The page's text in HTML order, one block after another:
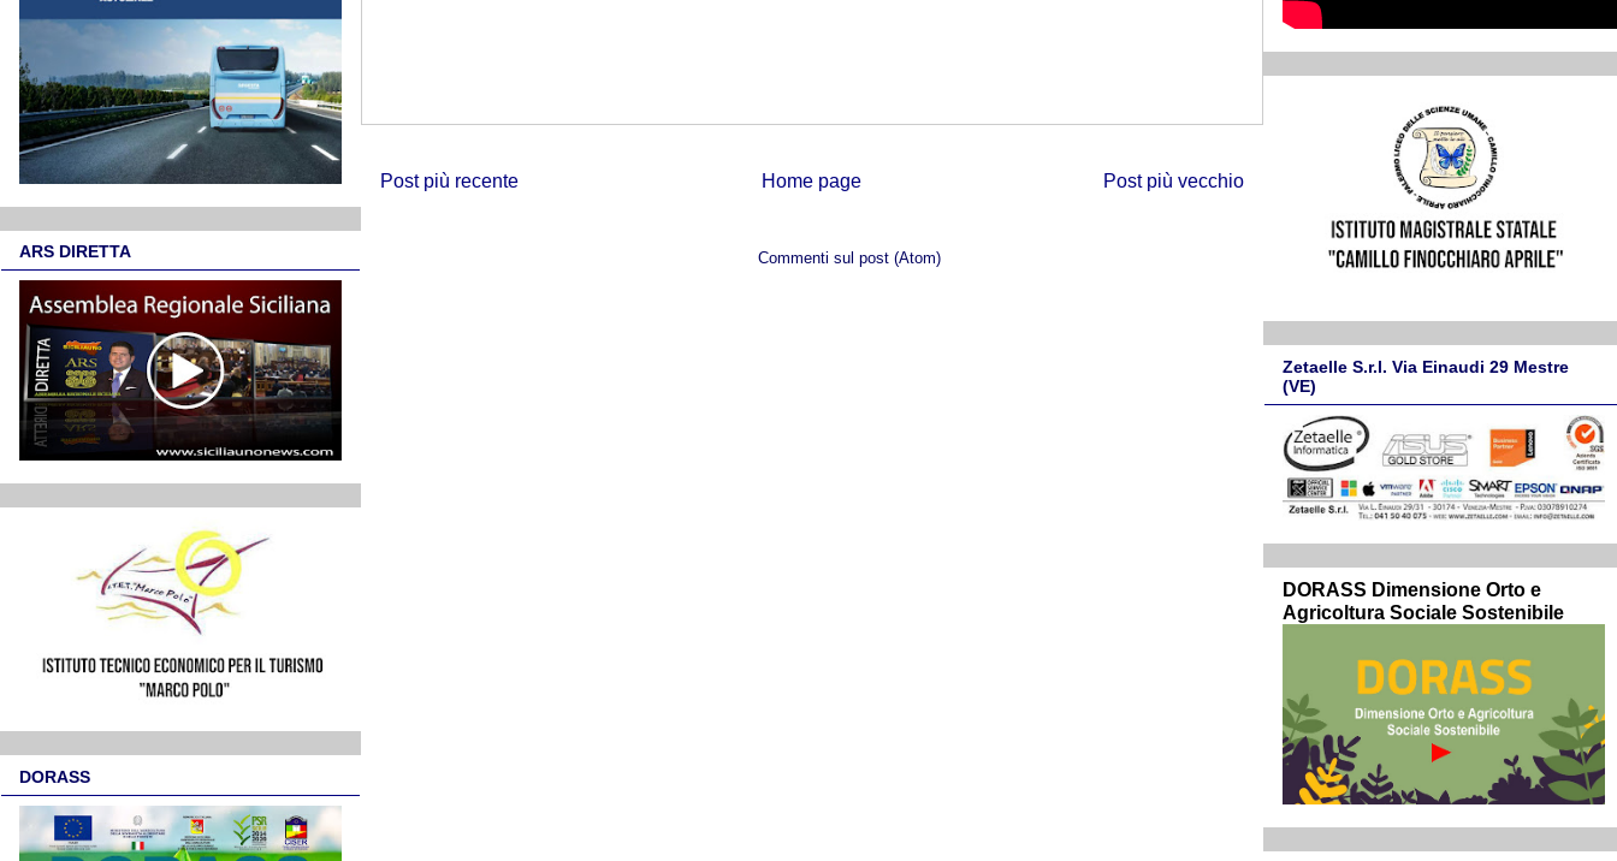
Post più recente Post più vecchio
Home page
Commenti sul post (Atom)
ARS DIRETTA
DORASS
Zetaelle S.r.l. Via Einaudi 29 Mestre
(VE)
DORASS Dimensione Orto e
Agricoltura Sociale Sostenibile